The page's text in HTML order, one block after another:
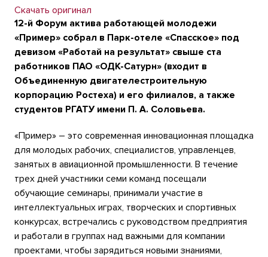
Скачать оригинал
12-й Форум актива работающей молодежи
«Пример» собрал в Парк-отеле «Спасское» под
девизом «Работай на результат» свыше ста
работников ПАО «ОДК-Сатурн» (входит в
Объединенную двигателестроительную
корпорацию Ростеха) и его филиалов, а также
студентов РГАТУ имени П. А. Соловьева.
«Пример» – это современная инновационная площадка
для молодых рабочих, специалистов, управленцев,
занятых в авиационной промышленности. В течение
трех дней участники семи команд посещали
обучающие семинары, принимали участие в
интеллектуальных играх, творческих и спортивных
конкурсах, встречались с руководством предприятия
и работали в группах над важными для компании
проектами, чтобы зарядиться новыми знаниями,